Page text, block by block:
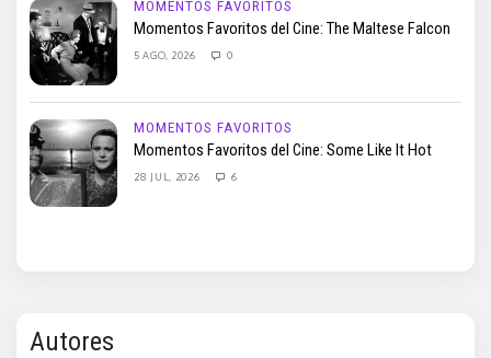
MOMENTOS FAVORITOS
Momentos Favoritos del Cine: The Maltese Falcon
5 AGO, 2026 0
MOMENTOS FAVORITOS
Momentos Favoritos del Cine: Some Like It Hot
28 JUL, 2026 6
Autores